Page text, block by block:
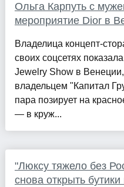
Ольга Карпуть с
мероприятие Dior в
Владелица концепт-
своих соцсетях
Jewelry Show в
владельцем "Капитал
пара позирует на
— в круж...
"Люксу тяжело без
снова открыть